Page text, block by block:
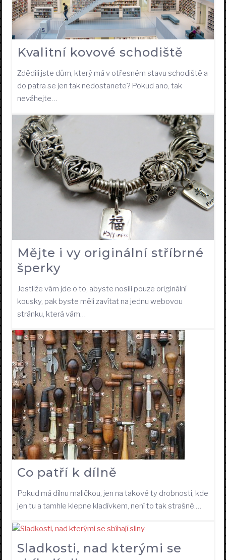
Kvalitní kovové schodiště
Zdědili jste dům, který má v otřesném stavu schodiště a
do patra se jen tak nedostanete? Pokud ano, tak
neváhejte…
Mějte i vy originální stříbrné
šperky
Jestliže vám jde o to, abyste nosili pouze originální
kousky, pak byste měli zavítat na jednu webovou
stránku, která vám…
Co patří k dílně
Pokud má dílnu maličkou, jen na takové ty drobnosti, kde
jen tu a tamhle klepne kladívkem, není to tak strašné.…
Sladkosti, nad kterými se